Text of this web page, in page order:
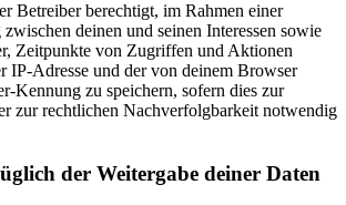
Betreiber berechtigt, im Rahmen einer
deinen und seinen Interessen sowie
Zeitpunkte von Zugriffen und Aktionen
IP-Adresse und der von deinem Browser
Kennung zu speichern, sofern dies zur
zur rechtlichen Nachverfolgbarkeit notwendig
der Weitergabe deiner Daten